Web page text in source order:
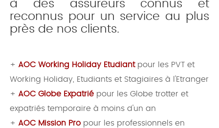
à des assureurs connus et
reconnus pour un service au plus
près de nos clients.
+ AOC Working Holiday Etudiant pour les PVT et
Working Holiday, Etudiants et Stagiaires à l'Etranger
+ AOC Globe Expatrié pour les Globe trotter et
expatriés temporaire à moins d'un an
+ AOC Mission Pro pour les professionnels en